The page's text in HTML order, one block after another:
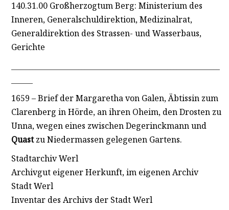
140.31.00 Großherzogtum Berg: Ministerium des
Inneren, Generalschuldirektion, Medizinalrat,
Generaldirektion des Strassen- und Wasserbaus,
Gerichte
1659 – Brief der Margaretha von Galen, Äbtissin zum
Clarenberg in Hörde, an ihren Oheim, den Drosten zu
Unna, wegen eines zwischen Degerinckmann und
Quastzu Niedermassen gelegenen Gartens.
Stadtarchiv Werl
Archivgut eigener Herkunft, im eigenen Archiv
Stadt Werl
Inventar des Archivs der Stadt Werl